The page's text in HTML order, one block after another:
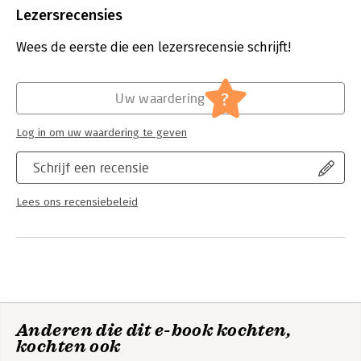
Bestandsformaat:
Uitgever:
Van Haren Publishing
Hoofdrubriek:
IT-management / ICT
Serie:
Lezersrecensies
Wees de eerste die een lezersrecensie schrijft!
Schrijf een recensie
Lees ons recensiebeleid
Uw waardering ?
Log in om uw waardering te geven
Anderen die dit e-book kochten,
kochten ook